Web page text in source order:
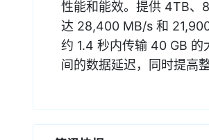
性能和能效。提供 4TB、
达 28,400 MB/s 和
约 1.4 秒内传输 40 GB 的
间的数据延迟，同时提高